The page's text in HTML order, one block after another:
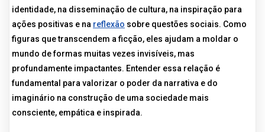
identidade, na disseminação de cultura, na inspiração para
ações positivas e na reflexão sobre questões sociais. Como
figuras que transcendem a ficção, eles ajudam a moldar o
mundo de formas muitas vezes invisíveis, mas
profundamente impactantes. Entender essa relação é
fundamental para valorizar o poder da narrativa e do
imaginário na construção de uma sociedade mais
consciente, empática e inspirada.